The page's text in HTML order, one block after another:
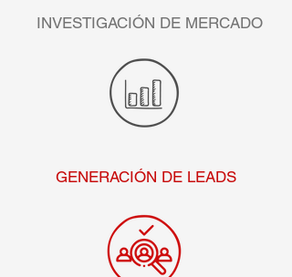
INVESTIGACIÓN DE MERCADO
GENERACIÓN DE LEADS